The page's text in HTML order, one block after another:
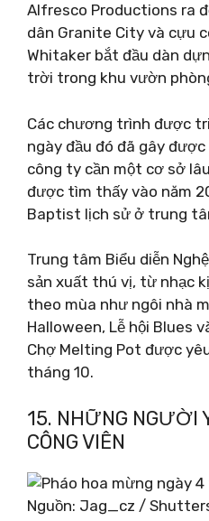
Alfresco Productions ra
dân Granite City và cựu
Whitaker bắt đầu dàn
trời trong khu vườn
Các chương trình được
ngày đầu đó đã gây
công ty cần một cơ sở
được tìm thấy vào năm
Baptist lịch sử ở trung
Trung tâm Biểu diễn
sản xuất thú vị, từ nhạc
theo mùa như ngôi nhà
Halloween, Lễ hội Blues
Chợ Melting Pot được
tháng 10.
15. NHỮNG NGƯỜI
CÔNG VIÊN
Nguồn: Jag_cz /